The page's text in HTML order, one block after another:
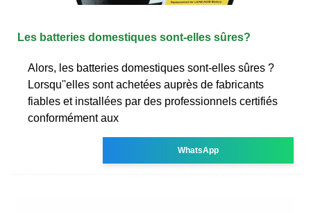
Les batteries domestiques sont-elles sûres?
Alors, les batteries domestiques sont-elles sûres ?
Lorsqu''elles sont achetées auprès de fabricants
fiables et installées par des professionnels certifiés
conformément aux
WhatsApp